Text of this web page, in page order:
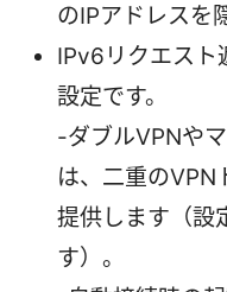
のIPアドレスを
IPv6リクエスト
設定です。
-ダブルVPNや
は、二重のVPN
提供します（設
す）。